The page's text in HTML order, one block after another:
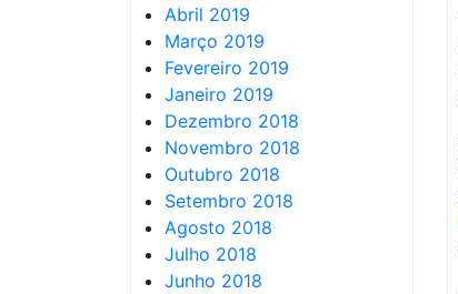
Abril 2019
Março 2019
Fevereiro 2019
Janeiro 2019
Dezembro 2018
Novembro 2018
Outubro 2018
Setembro 2018
Agosto 2018
Julho 2018
Junho 2018